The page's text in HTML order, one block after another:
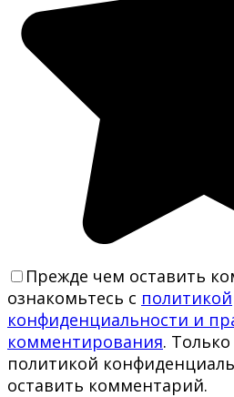
Прежде чем оставить
ознакомьтесь с политикой
конфиденциальности и
комментирования.
политикой
оставить комментарий.